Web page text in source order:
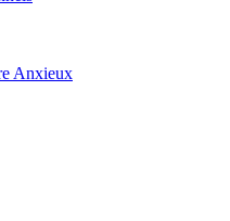
Anxieux